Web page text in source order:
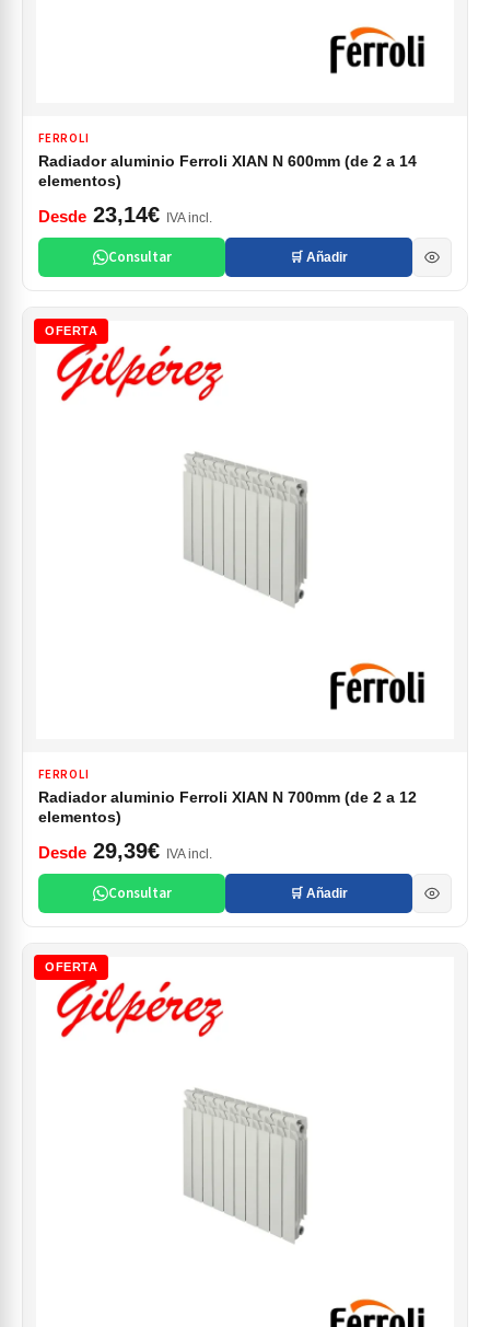
FERROLI
Radiador aluminio Ferroli XIAN N 600mm (de 2 a 14
elementos)
Desde 23,14€ IVA incl.
Consultar 🛒 Añadir
OFERTA
FERROLI
Radiador aluminio Ferroli XIAN N 700mm (de 2 a 12
elementos)
Desde 29,39€ IVA incl.
Consultar 🛒 Añadir
OFERTA